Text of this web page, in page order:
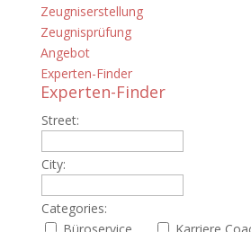
Zeugniserstellung
Zeugnisprüfung
Angebot
Experten-Finder
Experten-Finder
Street:
City:
Categories: